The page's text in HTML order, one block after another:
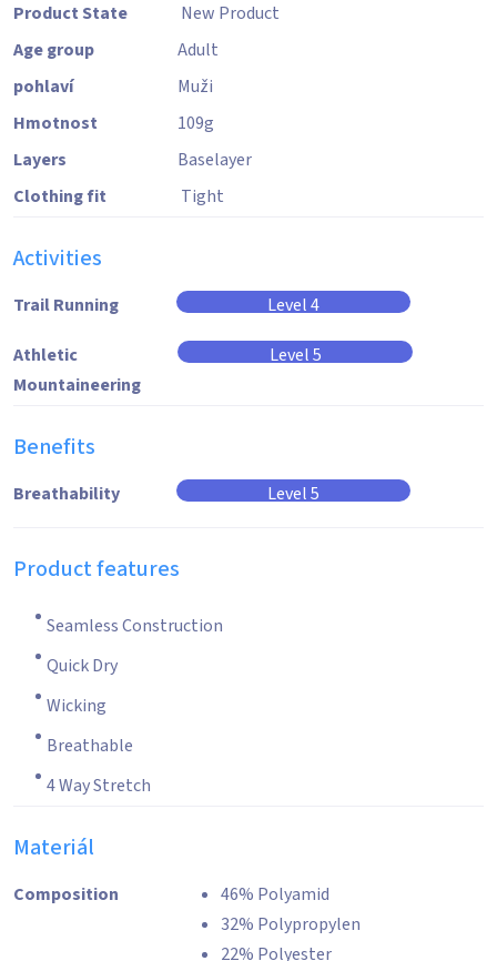
Product State
New Product
Age group
Adult
pohlaví
Muži
Hmotnost
109g
Layers
Baselayer
Clothing fit
Tight
Activities
Trail Running Level 4
Athletic
Mountaineering
Level 5
Benefits
Breathability Level 5
Product features
Seamless Construction
Quick Dry
Wicking
Breathable
4 Way Stretch
Materiál
Composition
46% Polyamid
32% Polypropylen
22% Polyester